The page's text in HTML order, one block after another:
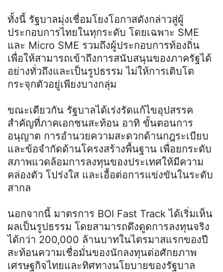
ทั้งนี้ รัฐบาลมุ่งเชื่อมโยงโอกาสดังกล่าวสู่ผู้
ประกอบการไทยในทุกระดับ โดยเฉพาะ SME
และ Micro SME รวมถึงผู้ประกอบการท้องถิ่น
เพื่อให้สามารถเข้าถึงการสนับสนุนของภาครัฐได้
อย่างทั่วถึงและเป็นรูปธรรม ไม่ให้การเติบโต
กระจุกตัวอยู่เพียงบางกลุ่ม
ขณะเดียวกัน รัฐบาลได้เร่งรัดแก้ไขอุปสรรค
สำคัญที่ภาคเอกชนสะท้อน อาทิ ขั้นตอนการ
อนุญาต การอำนวยความสะดวกด้านกฎระเบียบ
และข้อจำกัดด้านโครงสร้างพื้นฐาน เพื่อยกระดับ
สภาพแวดล้อมการลงทุนของประเทศให้มีความ
คล่องตัว โปร่งใส และเอื้อต่อการแข่งขันในระดับ
สากล
นอกจากนี้ มาตรการ BOI Fast Track ได้เริ่มเห็น
ผลเป็นรูปธรรม โดยสามารถดึงดูดการลงทุนจริง
ได้กว่า 200,000 ล้านบาทในไตรมาสแรกของปี
สะท้อนความเชื่อมั่นของนักลงทุนต่อศักยภาพ
เศรษฐกิจไทยและทิศทางนโยบายของรัฐบาล